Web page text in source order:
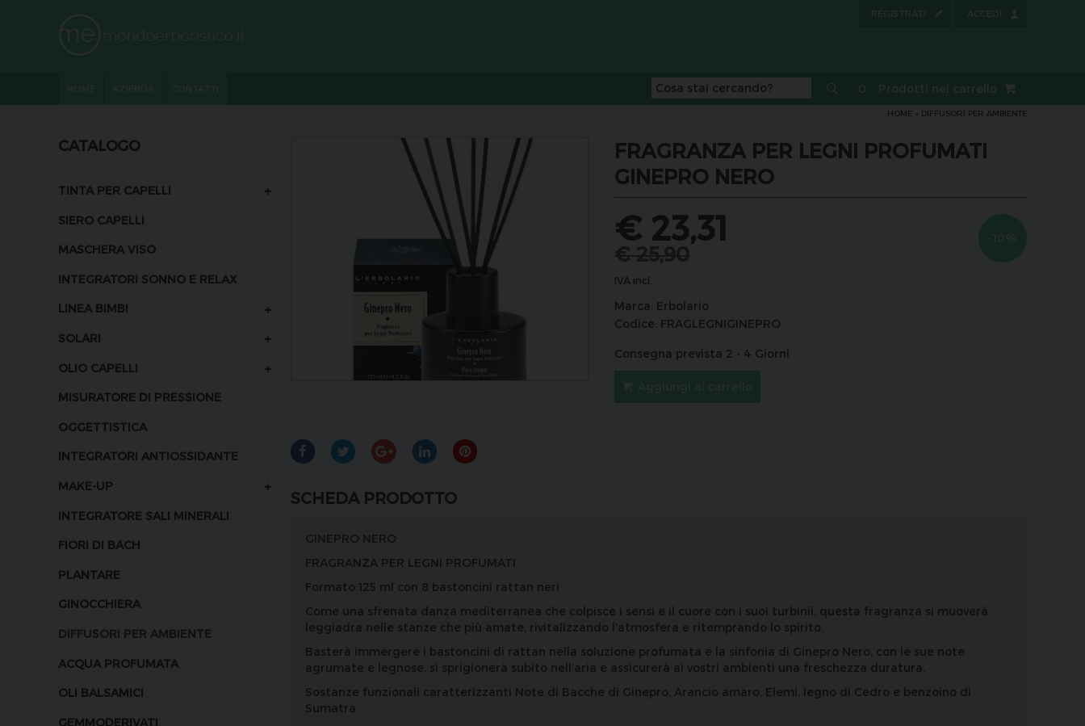
ACCEDI
REGISTRATI
0 Prodotti nel carrello
HOME » DIFFUSORI PER AMBIENTE
CATALOGO
TINTA PER CAPELLI +
SIERO CAPELLI
MASCHERA VISO
INTEGRATORI SONNO E RELAX
LINEA BIMBI +
SOLARI +
OLIO CAPELLI +
MISURATORE DI PRESSIONE
OGGETTISTICA
INTEGRATORI ANTIOSSIDANTE
MAKE-UP +
INTEGRATORE SALI MINERALI
FIORI DI BACH
PLANTARE
GINOCCHIERA
DIFFUSORI PER AMBIENTE
ACQUA PROFUMATA
OLI BALSAMICI
GEMMODERIVATI
FRAGRANZA PER LEGNI PROFUMATI
GINEPRO NERO
€ 23,31
IVA incl.
Marca: Erbolario
Codice: FRAGLEGNIGINEPRO
Consegna prevista 2 - 4 Giorni
SCHEDA PRODOTTO
GINEPRO NERO
FRAGRANZA PER LEGNI PROFUMATI
Formato:125 ml con 8 bastoncini rattan neri
Come una sfrenata danza mediterranea che colpisce i sensi e il cuore con i suoi turbinii, questa fragranza si muoverà
leggiadra nelle stanze che più amate, rivitalizzando l’atmosfera e ritemprando lo spirito.
Basterà immergere i bastoncini di rattan nella soluzione profumata e la sinfonia di Ginepro Nero, con le sue note
agrumate e legnose, si sprigionerà subito nell’aria e assicurerà ai vostri ambienti una freschezza duratura.
Sostanze funzionali caratterizzanti Note di Bacche di Ginepro, Arancio amaro, Elemi, legno di Cedro e benzoino di
Sumatra.